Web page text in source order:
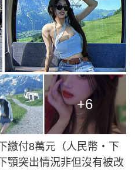
+6
繳付8萬元（人民幣‧下
顎突出情況非但沒有被改